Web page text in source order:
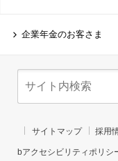
企業年金のお客さま
サイトマップ 採用
bアクセシビリティポリシ